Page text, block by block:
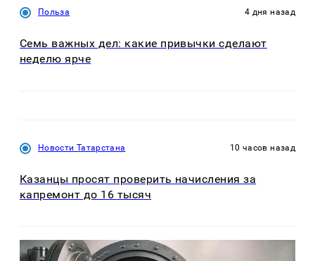
Польза 4 дня назад
Семь важных дел: какие привычки сделают
неделю ярче
Новости Татарстана 10 часов назад
Казанцы просят проверить начисления за
капремонт до 16 тысяч